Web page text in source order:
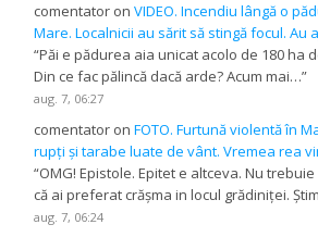
comentator onVIDEO. Incendiu lângă o
Mare. Localnicii au sărit să stingă focul. Au
“Păi e pădurea aia unicat acolo de 180 ha
Din ce fac pălincă dacă arde? Acum mai…”
aug. 7, 06:27
comentator onFOTO. Furtună violentă în
rupți și tarabe luate de vânt. Vremea rea
“OMG! Epistole. Epitet e altceva. Nu
că ai preferat crășma in locul grădiniței.
aug. 7, 06:24